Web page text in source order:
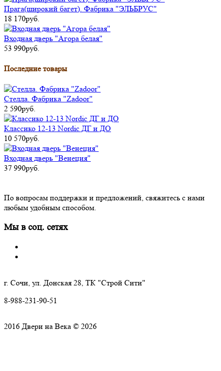
Прага(широкий багет). Фабрика "ЭЛЬБРУС"
18 170руб.
Входная дверь "Агора белая"
53 990руб.
Последние товары
Стелла. Фабрика "Zadoor"
2 590руб.
Классико 12-13 Nordic ДГ и ДО
10 570руб.
Входная дверь "Венеция"
37 990руб.
По вопросам поддержки и предложений, свяжитесь с нами
любым удобным способом.
Мы в соц. сетях
г. Сочи, ул. Донская 28, ТК "Строй Сити"
8-988-231-90-51
2016 Двери на Века © 2026